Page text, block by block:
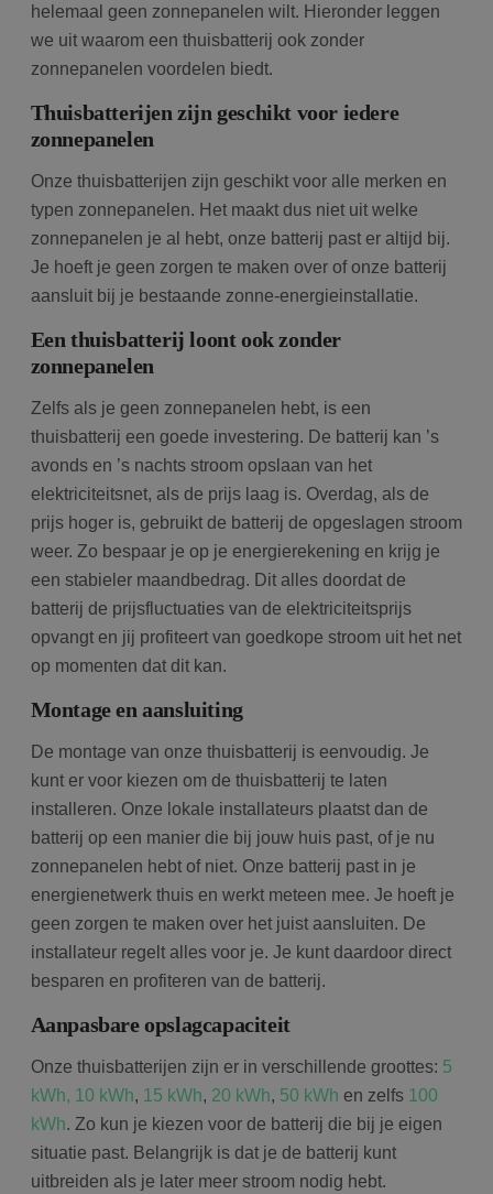
helemaal geen zonnepanelen wilt. Hieronder leggen
we uit waarom een thuisbatterij ook zonder
zonnepanelen voordelen biedt.
Thuisbatterijen zijn geschikt voor iedere
zonnepanelen
Onze thuisbatterijen zijn geschikt voor alle merken en
typen zonnepanelen. Het maakt dus niet uit welke
zonnepanelen je al hebt, onze batterij past er altijd bij.
Je hoeft je geen zorgen te maken over of onze batterij
aansluit bij je bestaande zonne-energieinstallatie.
Een thuisbatterij loont ook zonder
zonnepanelen
Zelfs als je geen zonnepanelen hebt, is een
thuisbatterij een goede investering. De batterij kan ’s
avonds en ’s nachts stroom opslaan van het
elektriciteitsnet, als de prijs laag is. Overdag, als de
prijs hoger is, gebruikt de batterij de opgeslagen stroom
weer. Zo bespaar je op je energierekening en krijg je
een stabieler maandbedrag. Dit alles doordat de
batterij de prijsfluctuaties van de elektriciteitsprijs
opvangt en jij profiteert van goedkope stroom uit het net
op momenten dat dit kan.
Montage en aansluiting
De montage van onze thuisbatterij is eenvoudig. Je
kunt er voor kiezen om de thuisbatterij te laten
installeren. Onze lokale installateurs plaatst dan de
batterij op een manier die bij jouw huis past, of je nu
zonnepanelen hebt of niet. Onze batterij past in je
energienetwerk thuis en werkt meteen mee. Je hoeft je
geen zorgen te maken over het juist aansluiten. De
installateur regelt alles voor je. Je kunt daardoor direct
besparen en profiteren van de batterij.
Aanpasbare opslagcapaciteit
Onze thuisbatterijen zijn er in verschillende groottes: 5
kWh, 10 kWh, 15 kWh, 20 kWh, 50 kWh en zelfs 100
kWh. Zo kun je kiezen voor de batterij die bij je eigen
situatie past. Belangrijk is dat je de batterij kunt
uitbreiden als je later meer stroom nodig hebt.
Aanbieder/
Domein
wpml_current_language
Ltd.